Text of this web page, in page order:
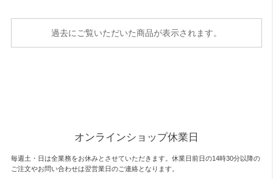
過去にご覧いただいた商品が表示されます。
オンラインショップ休業日
毎週土・日は全業務をお休みとさせていただきます。休業日前日の14時30分以降の
ご注文やお問い合わせは翌営業日のご連絡となります。